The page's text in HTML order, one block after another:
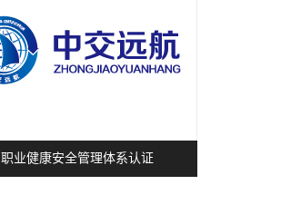
职业健康安全管理体系认证